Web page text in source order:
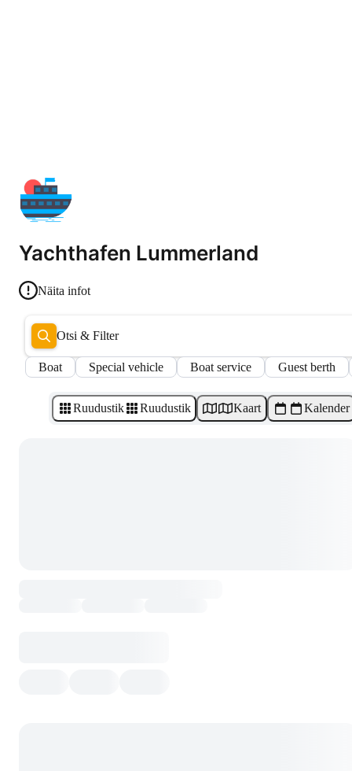
Yachthafen Lummerland
Näita infot
Otsi & Filter
Boat Special vehicle Boat service Guest berth
Ruudustik Ruudustik Kaart Kalender